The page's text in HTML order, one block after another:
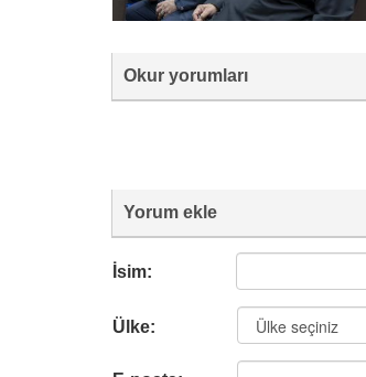
Okur yorumları
Yorum ekle
İsim:
Ülke: